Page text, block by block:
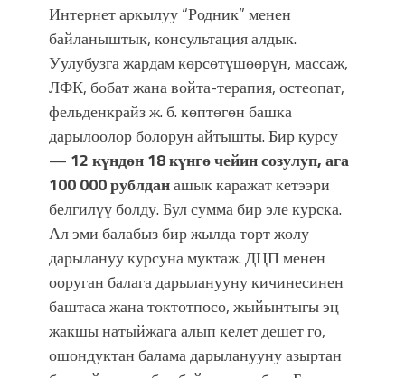
Интернет аркылуу “Родник” менен
байланыштык, консультация алдык.
Уулубузга жардам көрсөтүшөөрүн, массаж,
ЛФК, бобат жана войта-терапия, остеопат,
фельденкрайз ж. б. көптөгөн башка
дарылоолор болорун айтышты. Бир курсу
— 12 күндөн 18 күнгө чейин созулуп, ага
100 000 рублданашык каражат кетээри
белгилүү болду. Бул сумма бир эле курска.
Ал эми балабыз бир жылда төрт жолу
дарылануу курсуна муктаж. ДЦП менен
ооруган балага дарыланууну кичинесинен
баштаса жана токтотпосо, жыйынтыгы эң
жакшы натыйжага алып келет дешет го,
ошондуктан балама дарыланууну азыртан